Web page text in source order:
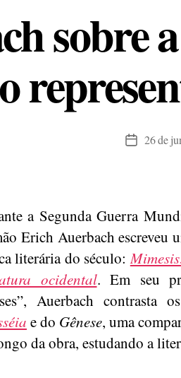
sobre
Data26 de
a Segunda Guerra
Erich Auerbach escreveu
literária do século:
ocidental. Em seu
Auerbach contrasta
e do Gênese, uma
da obra, estudando a